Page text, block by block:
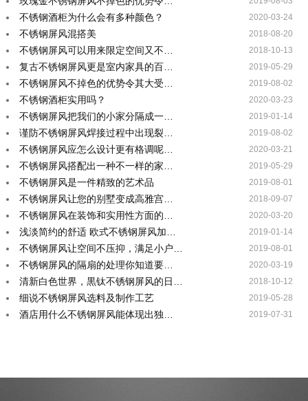
不锈钢酒柜为什么会有多种颜色？ 2020-03-24
不锈钢屏风混搭美 2018-08-20
不锈钢屏风可以用来限定空间又不… 2018-10-13
复古不锈钢屏风更是室内家具的百… 2019-05-29
不锈钢屏风不掉色的优势令其大受… 2019-08-02
不锈钢酒柜实用吗？ 2020-03-23
不锈钢屏风把我们的小家分隔成一… 2019-01-14
谨防不锈钢屏风焊接过程中出现裂… 2019-08-02
不锈钢屏风应怎么设计更有格调呢… 2020-03-21
不锈钢屏风搭配出一种不一样的家… 2019-05-29
不锈钢屏风是一件精致的艺术品 2019-08-01
不锈钢屏风让您的别墅变成高雅宫… 2018-09-07
不锈钢屏风在装饰和实用性方面的… 2020-03-20
浅淡简约的舒适 欧式不锈钢屏风加… 2019-01-14
不锈钢屏风让空间不压抑，满足小户… 2019-08-01
不锈钢屏风的隔扇的处理你知道要… 2020-03-19
清新白色世界，黒钛不锈钢屏风的日… 2018-10-12
细说不锈钢屏风选料及制作工艺 2019-05-28
酒店用什么不锈钢屏风能体现出独… 2019-07-31